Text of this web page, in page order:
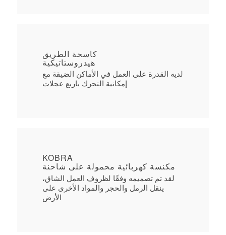
كاسحة الطريق
هيدروستاتيكية
لديه القدرة على العمل في الأماكن الضيقة مع
إمكانية التحرك باربع عجلات
KOBRA
مكنسة كهربائية محمولة على شاحنة
لقد تم تصميمه وفقًا لظروف العمل الشاق،
ينقل الرمل والحجر والمواد الأخرى على
الأرض